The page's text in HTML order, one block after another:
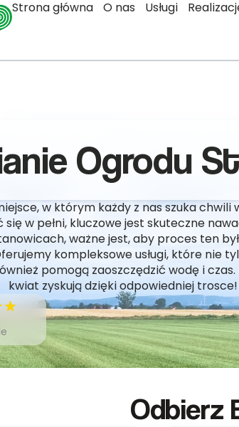
Strona główna O nas Usługi
Ogrodu
w którym każdy z nas szuka chwili
się w pełni, kluczowe jest skuteczne
ważne jest, aby proces ten
kompleksowe usługi, które nie
pomogą zaoszczędzić wodę i
kwiat zyskują dzięki odpowiedniej trosce!
Odbierz